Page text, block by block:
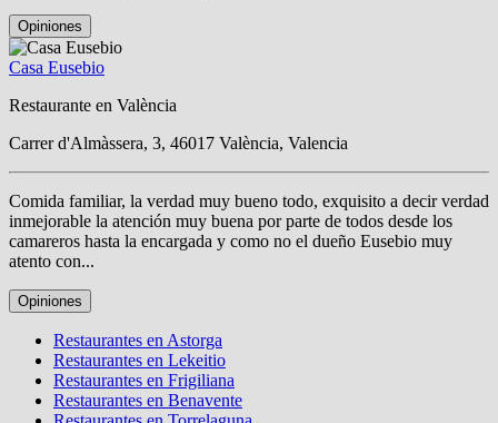
Opiniones
Casa Eusebio
Restaurante en València
Carrer d'Almàssera, 3, 46017 València, Valencia
Comida familiar, la verdad muy bueno todo, exquisito a decir verdad
inmejorable la atención muy buena por parte de todos desde los
camareros hasta la encargada y como no el dueño Eusebio muy
atento con...
Opiniones
Restaurantes en Astorga
Restaurantes en Lekeitio
Restaurantes en Frigiliana
Restaurantes en Benavente